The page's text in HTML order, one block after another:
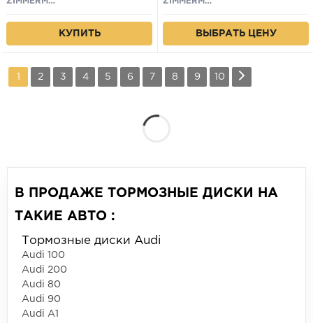
КУПИТЬ ВЫБРАТЬ ЦЕНУ
1 2 3 4 5 6 7 8 9 10
В ПРОДАЖЕ ТОРМОЗНЫЕ ДИСКИ НА
ТАКИЕ АВТО :
Тормозные диски Audi
Audi 100
Audi 200
Audi 80
Audi 90
Audi A1